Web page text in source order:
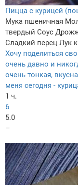
Пицца с курицей
Мука пшеничная
твердый Соус
Сладкий перец Лук
Хочу поделиться
очень давно и
очень тонкая,
меня сегодня -
1 ч.
6
5.0
–